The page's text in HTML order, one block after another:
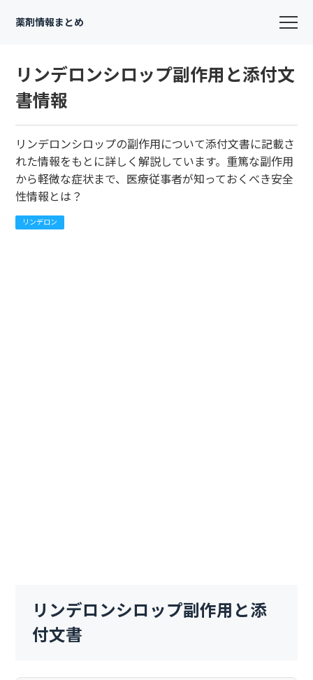
薬剤情報まとめ
リンデロンシロップ副作用と添付文
書情報
リンデロンシロップの副作用について添付文書に記載さ
れた情報をもとに詳しく解説しています。重篤な副作用
から軽微な症状まで、医療従事者が知っておくべき安全
性情報とは？
リンデロン
リンデロンシロップ副作用と添
付文書